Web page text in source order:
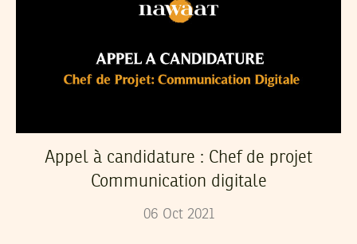
Appel à candidature : Chef de projet
Communication digitale
06 Oct 2021